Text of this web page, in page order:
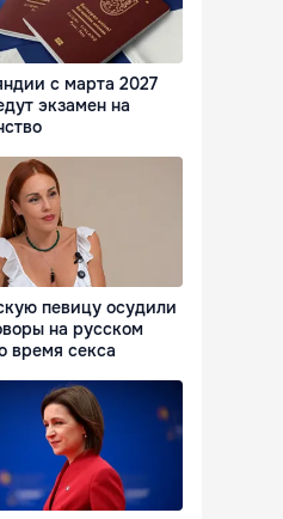
с марта 2027
экзамен на
певицу осудили
на русском
время секса